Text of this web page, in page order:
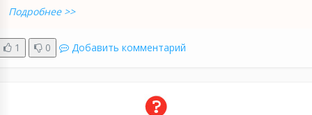
Подробнее >>
1 0 Добавить комментарий